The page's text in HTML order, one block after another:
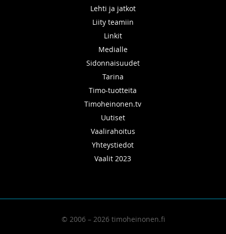
Lehti ja jatkot
Liity teamiin
Linkit
Medialle
Sidonnaisuudet
Tarina
Timo-tuotteita
Timoheinonen.tv
Uutiset
Vaalirahoitus
Yhteystiedot
Vaalit 2023
© 2006 – 2026 timoheinonen.fi